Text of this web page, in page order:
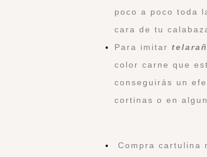
poco a poco toda
cara de tu
Para imitar
color carne que
conseguirás un
cortinas o en
Compra cartulina